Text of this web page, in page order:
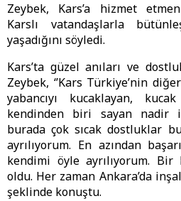
Zeybek, Kars’a hizmet
Karslı vatandaşlarla
yaşadığını söyledi.
Kars’ta güzel anıları ve
Zeybek, ‘’Kars Türkiye’nin
yabancıyı kucaklayan,
kendinden biri sayan nadir
burada çok sıcak dostluklar
ayrılıyorum. En azından
kendimi öyle ayrılıyorum. Bir
oldu. Her zaman Ankara’da
şeklinde konuştu.